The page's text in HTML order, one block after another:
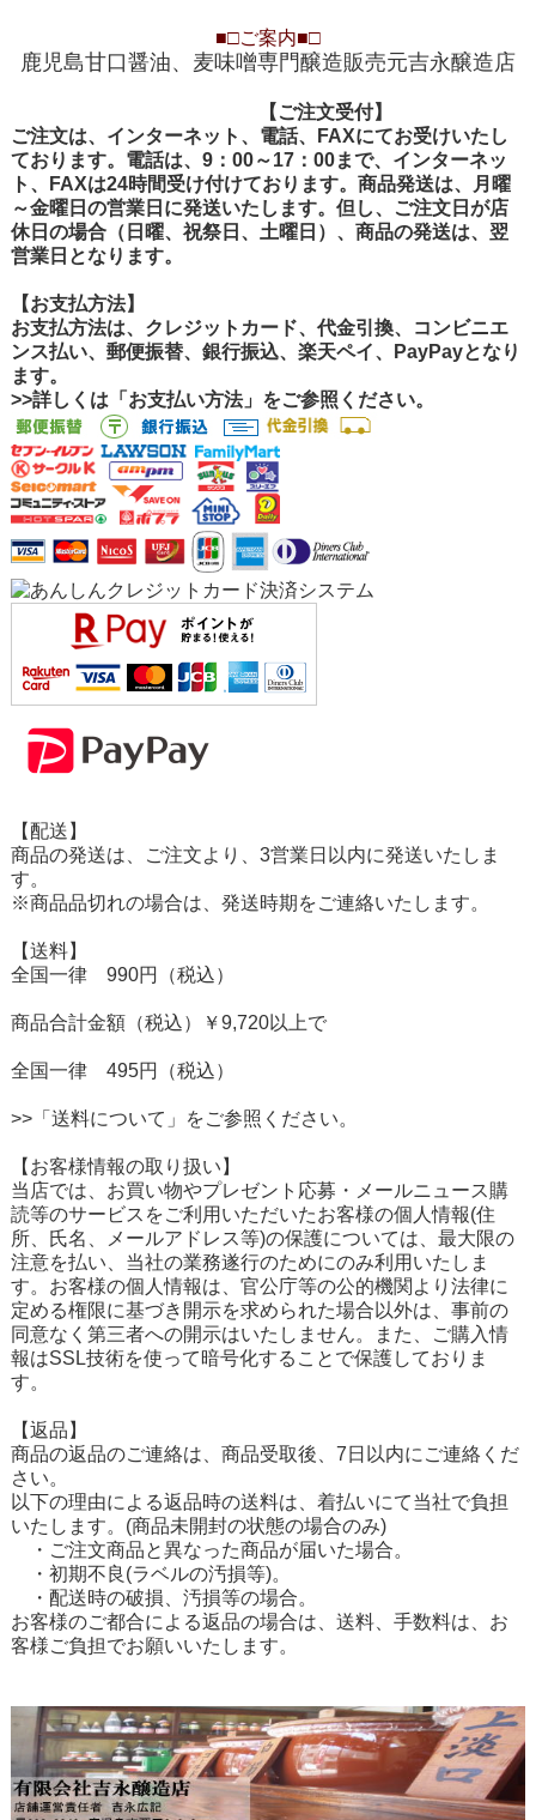
■□ご案内■□
鹿児島甘口醤油、麦味噌専門醸造販売元吉永醸造店
【ご注文受付】
ご注文は、インターネット、電話、FAXにてお受けいたし
ております。電話は、9：00～17：00まで、インターネッ
ト、FAXは24時間受け付けております。商品発送は、月曜
～金曜日の営業日に発送いたします。但し、ご注文日が店
休日の場合（日曜、祝祭日、土曜日）、商品の発送は、翌
営業日となります。
【お支払方法】
お支払方法は、クレジットカード、代金引換、コンビニエ
ンス払い、郵便振替、銀行振込、楽天ペイ、PayPayとなり
ます。
>>詳しくは「お支払い方法」をご参照ください。
【配送】
商品の発送は、ご注文より、3営業日以内に発送いたしま
す。
※商品品切れの場合は、発送時期をご連絡いたします。
【送料】
全国一律 990円（税込）
商品合計金額（税込）￥9,720以上で
全国一律 495円（税込）
>>「送料について」をご参照ください。
【お客様情報の取り扱い】
当店では、お買い物やプレゼント応募・メールニュース購
読等のサービスをご利用いただいたお客様の個人情報(住
所、氏名、メールアドレス等)の保護については、最大限の
注意を払い、当社の業務遂行のためにのみ利用いたしま
す。お客様の個人情報は、官公庁等の公的機関より法律に
定める権限に基づき開示を求められた場合以外は、事前の
同意なく第三者への開示はいたしません。また、ご購入情
報はSSL技術を使って暗号化することで保護しておりま
す。
【返品】
商品の返品のご連絡は、商品受取後、7日以内にご連絡くだ
さい。
以下の理由による返品時の送料は、着払いにて当社で負担
いたします。(商品未開封の状態の場合のみ)
・ご注文商品と異なった商品が届いた場合。
・初期不良(ラベルの汚損等)。
・配送時の破損、汚損等の場合。
お客様のご都合による返品の場合は、送料、手数料は、お
客様ご負担でお願いいたします。